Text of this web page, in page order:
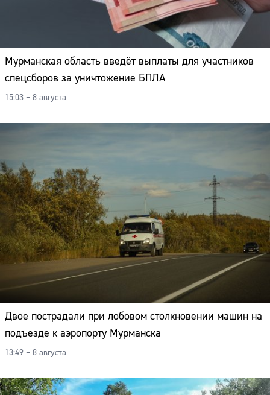
Мурманская область введёт выплаты для участников
спецсборов за уничтожение БПЛА
15:03 – 8 августа
Двое пострадали при лобовом столкновении машин на
подъезде к аэропорту Мурманска
13:49 – 8 августа